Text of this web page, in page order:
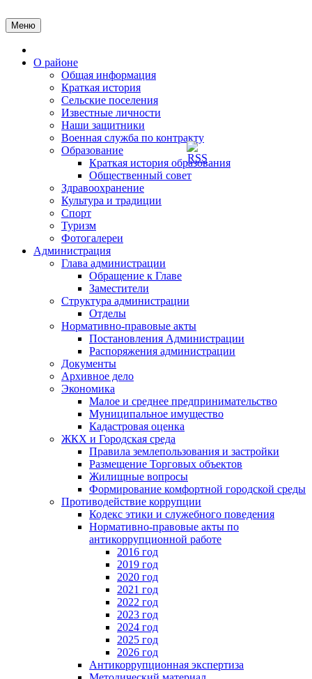
к
содержимому
Меню
О районе
Общая информация
Краткая история
Сельские поселения
Известные личности
Наши защитники
Военная служба по контракту
Образование
Краткая история образования
Общественный совет
Здравоохранение
Культура и традиции
Спорт
Туризм
Фотогалереи
Администрация
Глава администрации
Обращение к Главе
Заместители
Структура администрации
Отделы
Нормативно-правовые акты
Постановления Администрации
Распоряжения администрации
Документы
Архивное дело
Экономика
Малое и среднее предпринимательство
Муниципальное имущество
Кадастровая оценка
ЖКХ и Городская среда
Правила землепользования и застройки
Размещение Торговых объектов
Жилищные вопросы
Формирование комфортной городской среды
Противодействие коррупции
Кодекс этики и служебного поведения
Нормативно-правовые акты по
антикоррупционной работе
2016 год
2019 год
2020 год
2021 год
2022 год
2023 год
2024 год
2025 год
2026 год
Антикоррупционная экспертиза